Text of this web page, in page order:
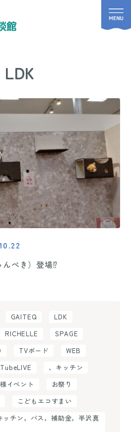
LDK
ぺき）登場⁉
GAITEQ
LDK
RICHELLE
SPAGE
TVボード
WEB
、キッチン
イベント
お祭り
こどもエコすまい
ッチン，バス，補助金，半沢真